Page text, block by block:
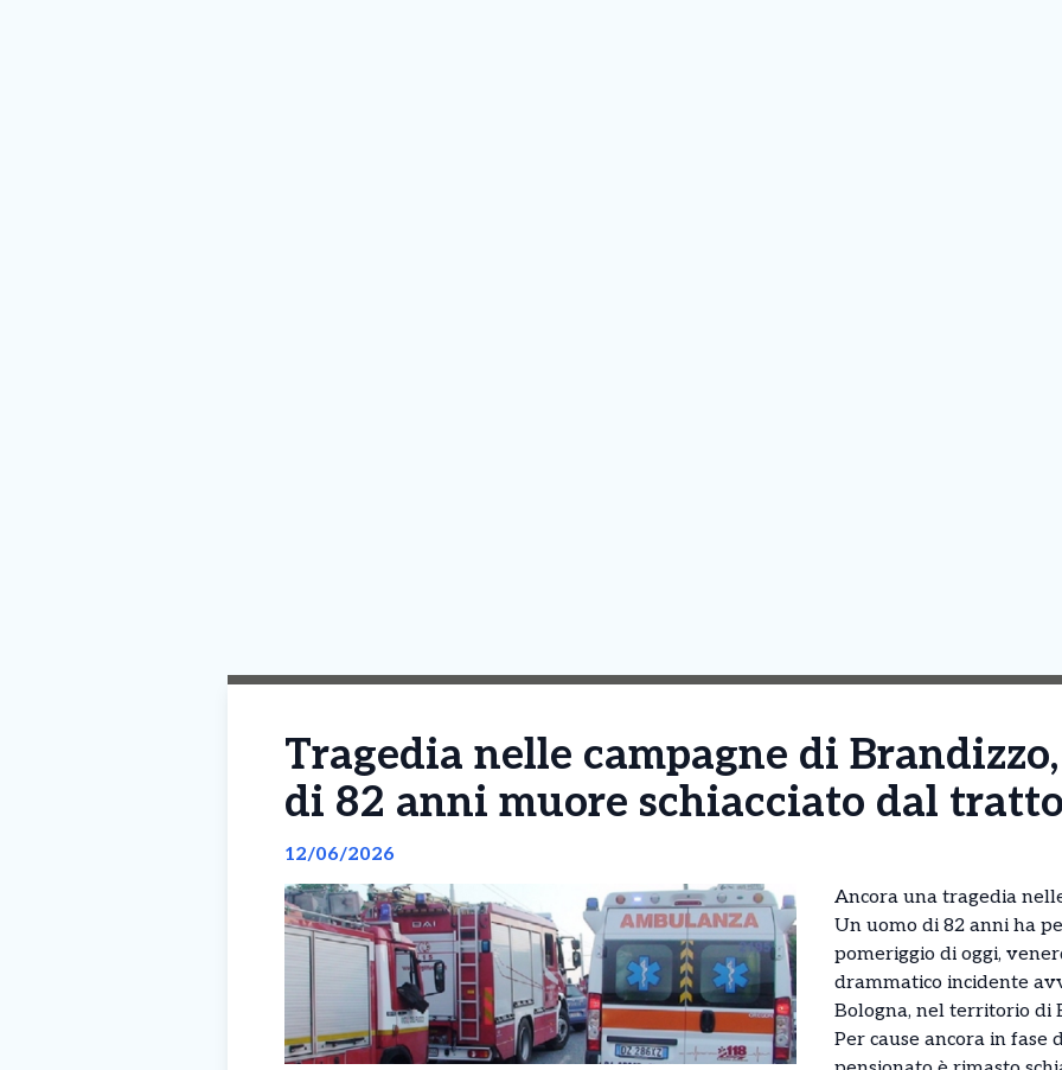
Tragedia nelle campagne di
di 82 anni muore schiacciato dal
12/06/2026
Ancora una tragedia
Un uomo di 82 anni ha
pomeriggio di oggi,
drammatico incidente
Bologna, nel territorio di
Per cause ancora in fase